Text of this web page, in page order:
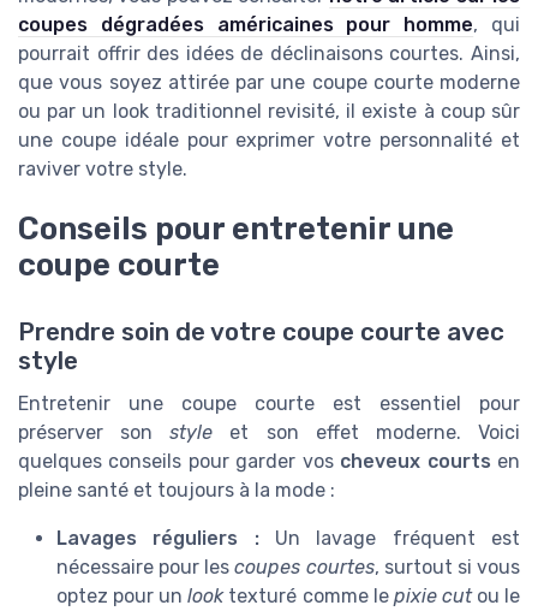
coupes dégradées américaines pour homme, qui
pourrait offrir des idées de déclinaisons courtes. Ainsi,
que vous soyez attirée par une coupe courte moderne
ou par un look traditionnel revisité, il existe à coup sûr
une coupe idéale pour exprimer votre personnalité et
raviver votre style.
Conseils pour entretenir une
coupe courte
Prendre soin de votre coupe courte avec
style
Entretenir une coupe courte est essentiel pour
préserver sonstyle et son effet moderne. Voici
quelques conseils pour garder vos cheveux courts en
pleine santé et toujours à la mode :
Lavages réguliers :Un lavage fréquent est
nécessaire pour lescoupes courtes, surtout si vous
optez pour unlooktexturé comme le pixie cutou le